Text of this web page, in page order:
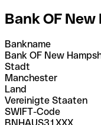
Bank OF
Bankname
Bank OF New
Stadt
Manchester
Land
Vereinigte Staaten
SWIFT-Code
BNHAUS31XXX